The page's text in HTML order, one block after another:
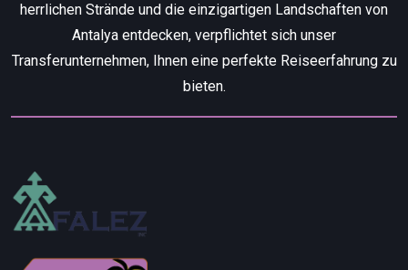
herrlichen Strände und die einzigartigen Landschaften von
Antalya entdecken, verpflichtet sich unser
Transferunternehmen, Ihnen eine perfekte Reiseerfahrung zu
bieten.